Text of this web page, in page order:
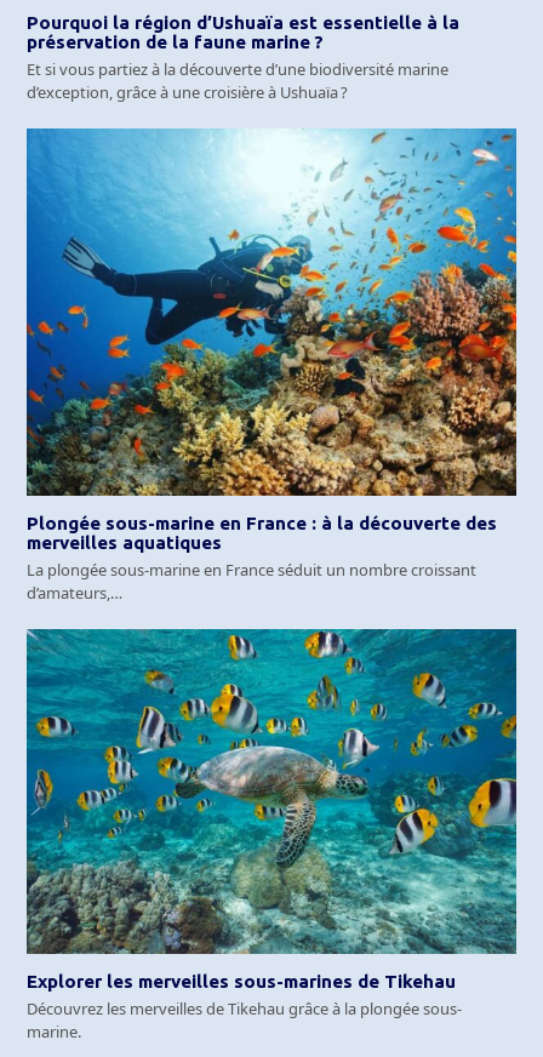
Pourquoi la région d’Ushuaïa est essentielle à la
préservation de la faune marine ?
Et si vous partiez à la découverte d’une biodiversité marine
d’exception, grâce à une croisière à Ushuaïa ?
Plongée sous-marine en France : à la découverte des
merveilles aquatiques
La plongée sous-marine en France séduit un nombre croissant
d’amateurs,…
Explorer les merveilles sous-marines de Tikehau
Découvrez les merveilles de Tikehau grâce à la plongée sous-
marine.